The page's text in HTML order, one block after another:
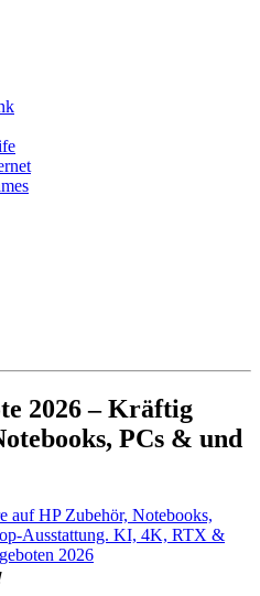
2026 – Kräftig
PCs & und
auf HP Zubehör, Notebooks,
Ausstattung. KI, 4K, RTX &
2026